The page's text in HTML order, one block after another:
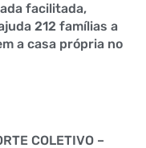
facilitada,
212 famílias a
a casa própria no
COLETIVO –